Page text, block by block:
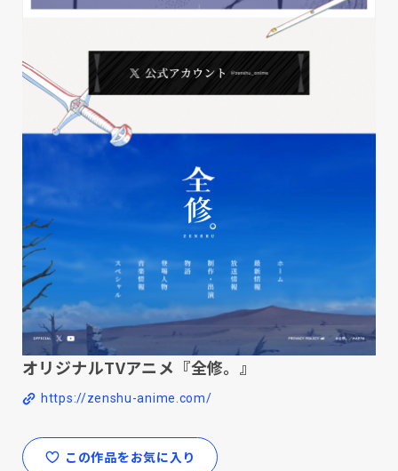
オリジナルTVアニメ『全修。』
https://zenshu-anime.com/
この作品をお気に入り